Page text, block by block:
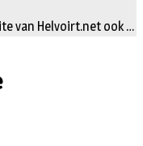
van Helvoirt.net ook …